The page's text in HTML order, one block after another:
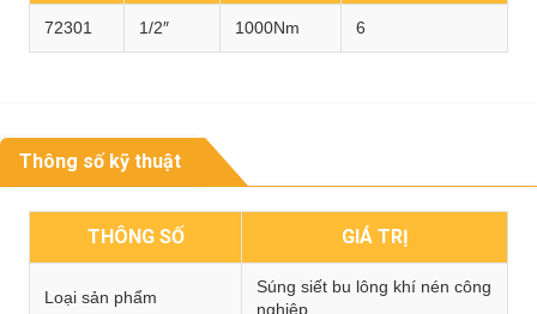
72301 1/2″ 1000Nm 6
Thông số kỹ thuật
THÔNG SỐ GIÁ TRỊ
Loại sản phẩm
Súng siết bu lông khí nén công
nghiệp